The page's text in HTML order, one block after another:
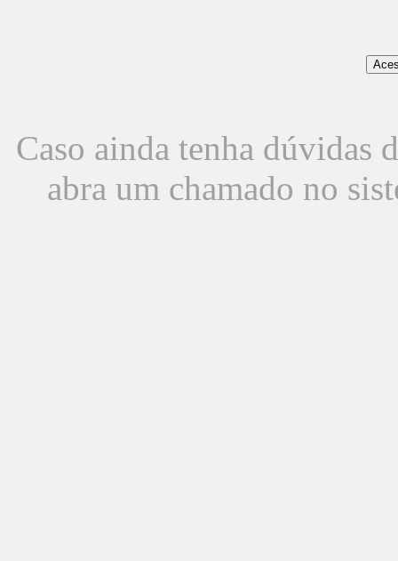
Caso ainda tenha dúvidas
abra um chamado no